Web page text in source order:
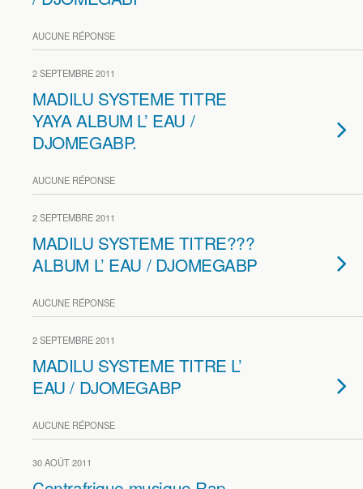
AUCUNE RÉPONSE
2 SEPTEMBRE 2011
MADILU SYSTEME TITRE
YAYA ALBUM L’ EAU /
DJOMEGABP.
AUCUNE RÉPONSE
2 SEPTEMBRE 2011
MADILU SYSTEME TITRE???
ALBUM L’ EAU / DJOMEGABP
AUCUNE RÉPONSE
2 SEPTEMBRE 2011
MADILU SYSTEME TITRE L’
EAU / DJOMEGABP
AUCUNE RÉPONSE
30 AOÛT 2011